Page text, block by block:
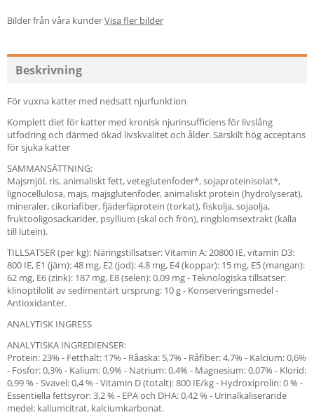
Bilder från våra kunderVisa fler bilder
Beskrivning
För vuxna katter med nedsatt njurfunktion
Komplett diet för katter med kronisk njurinsufficiens för livslång
utfodring och därmed ökad livskvalitet och ålder. Särskilt hög acceptans
för sjuka katter
SAMMANSÄTTNING:
Majsmjöl, ris, animaliskt fett, veteglutenfoder*, sojaproteinisolat*,
lignocellulosa, majs, majsglutenfoder, animaliskt protein (hydrolyserat),
mineraler, cikoriafiber, fjäderfäprotein (torkat), fiskolja, sojaolja,
fruktooligosackarider, psyllium (skal och frön), ringblomsextrakt (källa
till lutein).
TILLSATSER (per kg): Näringstillsatser: Vitamin A: 20800 IE, vitamin D3:
800 IE, E1 (järn): 48 mg, E2 (jod): 4,8 mg, E4 (koppar): 15 mg, E5 (mangan):
62 mg, E6 (zink): 187 mg, E8 (selen): 0,09 mg - Teknologiska tillsatser:
klinoptilolit av sedimentärt ursprung: 10 g - Konserveringsmedel -
Antioxidanter.
ANALYTISK INGRESS
ANALYTISKA INGREDIENSER:
Protein: 23% - Fetthalt: 17% - Råaska: 5,7% - Råfiber: 4,7% - Kalcium: 0,6%
- Fosfor: 0,3% - Kalium: 0,9% - Natrium: 0,4% - Magnesium: 0,07% - Klorid:
0,99 % - Svavel: 0,4 % - Vitamin D (totalt): 800 IE/kg - Hydroxiprolin: 0 % -
Essentiella fettsyror: 3,2 % - EPA och DHA: 0,42 % - Urinalkaliserande
medel: kaliumcitrat, kalciumkarbonat.